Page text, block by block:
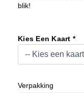
blik!
Kies Een Kaart *
Verpakking
In
Blik
Delfts
Blauw
Rood